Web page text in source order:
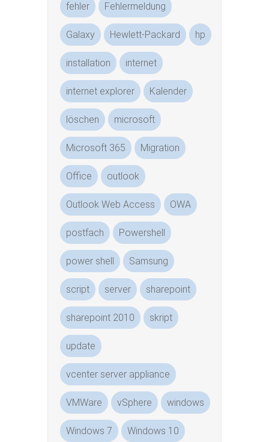
fehler Fehlermeldung
Galaxy Hewlett-Packard hp
installation internet
internet explorer Kalender
löschen microsoft
Microsoft 365 Migration
Office outlook
Outlook Web Access OWA
postfach Powershell
power shell Samsung
script server sharepoint
sharepoint 2010 skript
update
vcenter server appliance
VMWare vSphere windows
Windows 7 Windows 10